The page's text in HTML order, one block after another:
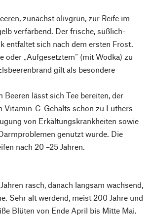
zunächst olivgrün, zur Reife im
verfärbend. Der frische, süßlich-
entfaltet sich nach dem ersten Frost.
oder „Aufgesetztem“ (mit Wodka) zu
gilt als besondere
Beeren lässt sich Tee bereiten, der
Vitamin-C-Gehalts schon zu Luthers
von Erkältungskrankheiten sowie
genutzt wurde. Die
nach 20 –25 Jahren.
rasch, danach langsam wachsend,
Sehr alt werdend, meist 200 Jahre und
Blüten von Ende April bis Mitte Mai.